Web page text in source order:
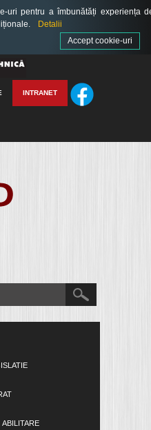
INTRANET
ABILITARE
uri pentru a îmbunătăți experiența
Detalii
Accept cookie-uri